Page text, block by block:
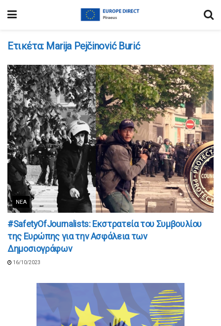
Ετικέτα: Marija Pejčinović Burić
ΝΈΑ
#SafetyOfJournalists: Εκστρατεία του Συμβουλίου
της Ευρώπης για την Ασφάλεια των
Δημοσιογράφων
16/10/2023